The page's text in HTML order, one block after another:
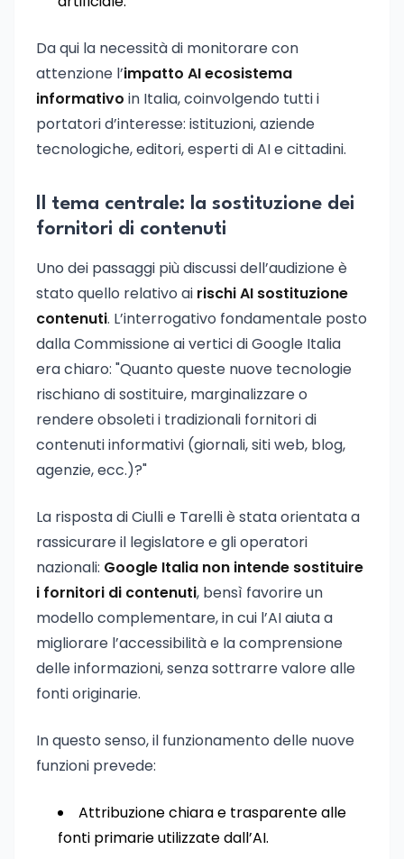
Da qui la necessità di monitorare con
attenzione l’impatto AI ecosistema
informativo in Italia, coinvolgendo tutti i
portatori d’interesse: istituzioni, aziende
tecnologiche, editori, esperti di AI e cittadini.
Il tema centrale: la sostituzione dei
fornitori di contenuti
Uno dei passaggi più discussi dell’audizione è
stato quello relativo ai rischi AI sostituzione
contenuti. L’interrogativo fondamentale posto
dalla Commissione ai vertici di Google Italia
era chiaro: "Quanto queste nuove tecnologie
rischiano di sostituire, marginalizzare o
rendere obsoleti i tradizionali fornitori di
contenuti informativi (giornali, siti web, blog,
agenzie, ecc.)?"
La risposta di Ciulli e Tarelli è stata orientata a
rassicurare il legislatore e gli operatori
nazionali: Google Italia non intende sostituire
i fornitori di contenuti, bensì favorire un
modello complementare, in cui l’AI aiuta a
migliorare l’accessibilità e la comprensione
delle informazioni, senza sottrarre valore alle
fonti originarie.
In questo senso, il funzionamento delle nuove
funzioni prevede:
Attribuzione chiara e trasparente alle
fonti primarie utilizzate dall’AI.